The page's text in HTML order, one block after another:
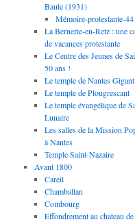
Baule (1931)
Mémoire-protestante-44
La Bernerie-en-Retz : une
de vacances protestante
Le Centre des Jeunes de
50 ans !
Le temple de Nantes Gigant
Le temple de Plougrescant
Le temple évangélique de
Lunaire
Les salles de la Mission
à Nantes
Temple Saint-Nazaire
Avant 1800
Careil
Chamballan
Combourg
Effondrement au chateau de